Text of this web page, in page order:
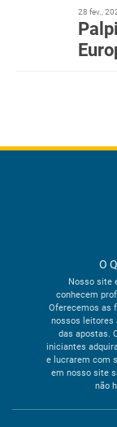
28 fev.,
O
Nosso site
conhecem
Oferecemos as
nossos leitores
das apostas.
iniciantes
e lucrarem com
em nosso site
não